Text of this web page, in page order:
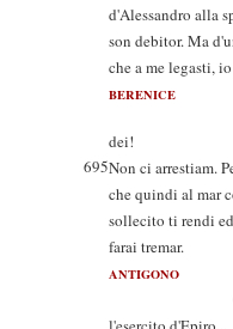
d'Alessandro alla
son debitor. Ma
che a me legasti,
BERENICE
dei!
695Non ci arrestiam.
che quindi al mar
sollecito ti rendi
farai tremar.
ANTIGONO
Che dici!